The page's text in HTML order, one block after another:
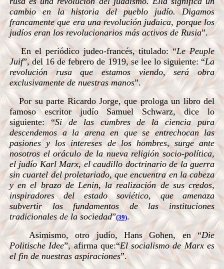
cambio en la historia del pueblo judío. Digamos
francamente que era una revolución judaica, porque los
judíos eran los revolucionarios más activos de Rusia”.
En el periódico judeo-francés, titulado: “Le Peuple
Juif”, del 16 de febrero de 1919, se lee lo siguiente: “La
revolución rusa que estamos viendo, será obra
exclusivamente de nuestras manos”.
Por su parte Ricardo Jorge, que prologa un libro del
famoso escritor judío Samuel Schwarz, dice lo
siguiente: “Si de las cumbres de la ciencia pura
descendemos a la arena en que se entrechocan las
pasiones y los intereses de los hombres, surge ante
nosotros el oráculo de la nueva religión socio-política,
el judío Karl Marx, el caudillo doctrinario de la guerra
sin cuartel del proletariado, que encuentra en la cabeza
y en el brazo de Lenin, la realización de sus credos,
inspiradores del estado soviético, que amenaza
subvertir los fundamentos de las instituciones
tradicionales de la sociedad”(39).
Asimismo, otro judío, Hans Gohen, en “Die
Politische Idee”, afirma que:“El socialismo de Marx es
el fin de nuestras aspiraciones”.